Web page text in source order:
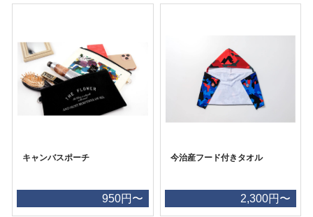
キャンバスポーチ
950円〜
今治産フード付きタオル
2,300円〜